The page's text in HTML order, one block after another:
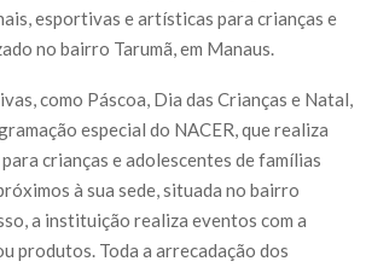
esportivas e artísticas para crianças e
no bairro Tarumã, em Manaus.
como Páscoa, Dia das Crianças e Natal,
especial do NACER, que realiza
crianças e adolescentes de famílias
à sua sede, situada no bairro
a instituição realiza eventos com a
produtos. Toda a arrecadação dos